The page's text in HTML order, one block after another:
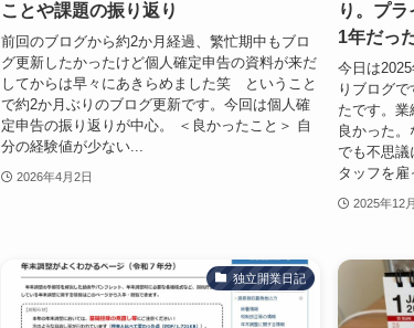
ことや課題の振り返り
前回のブログから約2か月経過、繁忙期中もブロ
グ更新したかったけど個人確定申告の資料が来だ
してからは早々にあきらめました笑 ということ
で約2か月ぶりのブログ更新です。今回は個人確
定申告の振り返りが中心。 ＜良かったこと＞ 自
分の経験値が少ない...
2026年4月2日
り。プ
1年だっ
今日は
りブログ
たです。業
良かった
でも不思議
タッフを
2025年12
独立開業日記